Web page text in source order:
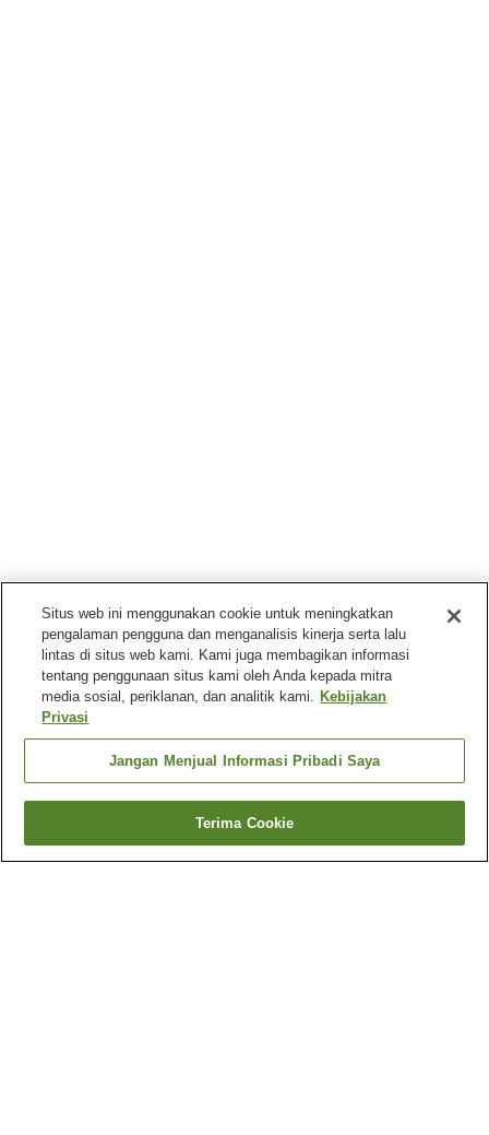
Kembali
Situs web ini menggunakan cookie untuk meningkatkan
pengalaman pengguna dan menganalisis kinerja serta lalu
lintas di situs web kami. Kami juga membagikan informasi
tentang penggunaan situs kami oleh Anda kepada mitra
media sosial, periklanan, dan analitik kami. Kebijakan
Privasi
Jangan Menjual Informasi Pribadi Saya
Terima Cookie